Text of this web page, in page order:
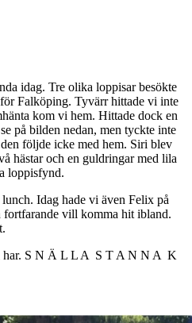
idag. Tre olika loppisar besökte
Falköping. Tyvärr hittade vi inte
kom vi hem. Hittade dock en
på bilden nedan, men tyckte inte
följde icke med hem. Siri blev
hästar och en guldringar med lila
loppisfynd.
Idag hade vi även Felix på
fortfarande vill komma hit ibland.
har. S N Ä L L A S T A N N A K